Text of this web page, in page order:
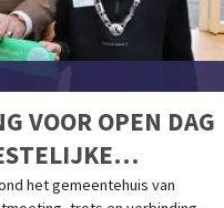
VOOR OPEN DAG
VAN HET
het gemeentehuis van